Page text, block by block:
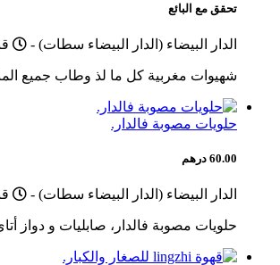
تحقق مع البائع
الدار البيضاء (الدار البيضاء سطات) -
شهيوات مغربية كل ما لذ وطاب جميع
حلويات مصوبة فالدار.
60.00 درهم
الدار البيضاء (الدار البيضاء سطات) -
حلويات مصوبة فالدار، صابليات و دواز أتاي